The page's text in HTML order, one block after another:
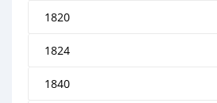
1820
1824
1840